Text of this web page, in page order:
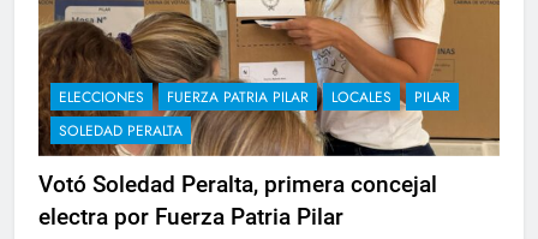
ELECCIONES FUERZA PATRIA PILAR LOCALES
PILAR
SOLEDAD PERALTA
Votó Soledad Peralta, primera concejal
electra por Fuerza Patria Pilar